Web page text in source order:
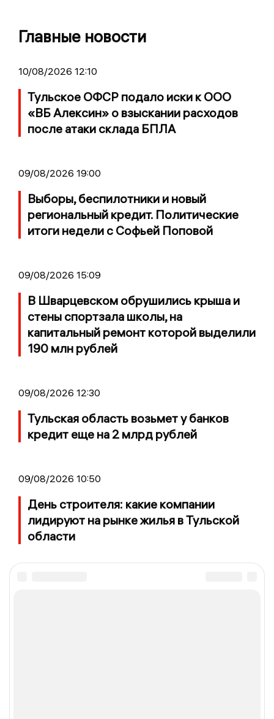
Главные новости
10/08/2026 12:10
Тульское ОФСР подало иски к ООО
«ВБ Алексин» о взыскании расходов
после атаки склада БПЛА
09/08/2026 19:00
Выборы, беспилотники и новый
региональный кредит. Политические
итоги недели с Софьей Поповой
09/08/2026 15:09
В Шварцевском обрушились крыша и
стены спортзала школы, на
капитальный ремонт которой выделили
190 млн рублей
09/08/2026 12:30
Тульская область возьмет у банков
кредит еще на 2 млрд рублей
09/08/2026 10:50
День строителя: какие компании
лидируют на рынке жилья в Тульской
области